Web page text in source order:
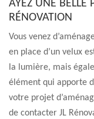
AYEZ UNE BELLE
RÉNOVATION
Vous venez
en place d’un velux
la lumière, mais
élément qui apporte
votre projet
de contacter JL